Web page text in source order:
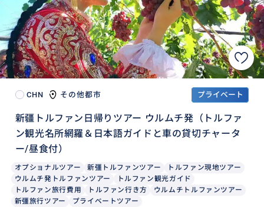
CHN その他都市 プライベート
新疆トルファン日帰りツアー ウルムチ発（トルファ
ン観光名所網羅＆日本語ガイドと車の貸切チャータ
ー/昼食付）
オプショナルツアー 新彊トルファンツアー
トルファン現地ツアー
ウルムチ発トルファンツアー
トルファン観光ガイド
トルファン旅行費用
トルファン行き方
ウルムチトルファンツアー
新彊旅行ツアー
プライベートツアー